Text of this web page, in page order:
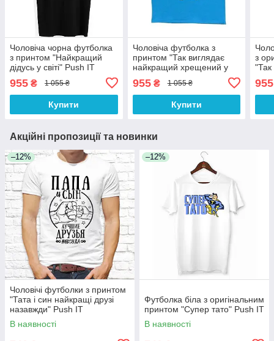
Чоловіча чорна футболка
з принтом "Найкращий
дідусь у світі" Push IT
955 ₴ 1 055 ₴
Купити
Чоловіча футболка з
принтом "Так виглядає
найкращий хрещений у
955₴ 1 055 ₴
Купити
з
955
Акційні пропозиції та новинки
–12%
Чоловічі футболки з принтом
"Тата і син найкращі друзі
назавжди" Push IT
В наявності
–12%
Футболка біла з оригінальним
принтом "Супер тато" Push IT
В наявності